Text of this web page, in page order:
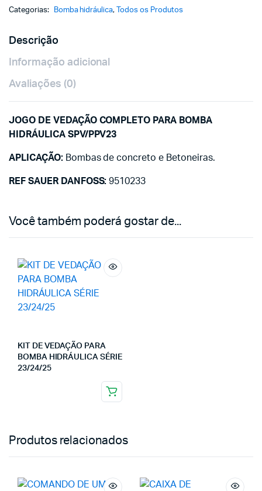
Categorias: Bomba hidráulica, Todos os Produtos
Descrição
Informação adicional
Avaliações (0)
JOGO DE VEDAÇÃO COMPLETO PARA BOMBA
HIDRÁULICA SPV/PPV23
APLICAÇÃO:Bombas de concreto e Betoneiras.
REF SAUER DANFOSS: 9510233
Você também poderá gostar de...
KIT DE VEDAÇÃO PARA
BOMBA HIDRÁULICA SÉRIE
23/24/25
Produtos relacionados